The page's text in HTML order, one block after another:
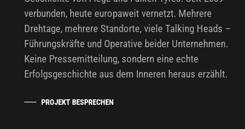
verbunden, heute europaweit vernetzt. Mehrere
Drehtage, mehrere Standorte, viele Talking Heads –
Führungskräfte und Operative beider Unternehmen.
Keine Pressemitteilung, sondern eine echte
Erfolgsgeschichte aus dem Inneren heraus erzählt.
PROJEKT BESPRECHEN